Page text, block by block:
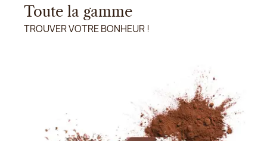
Toute la gamme
TROUVER VOTRE BONHEUR !